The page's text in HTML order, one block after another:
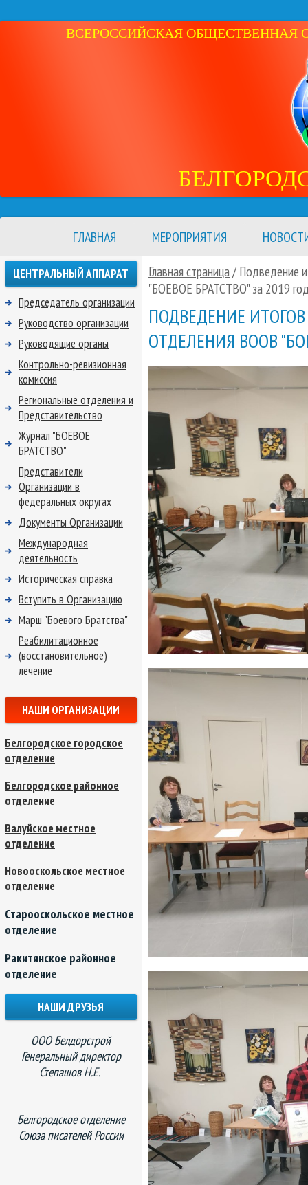
ВСЕРОССИЙСКАЯ ОБЩЕСТВЕННАЯ
ГЛАВНАЯ МЕРОПРИЯТИЯ
Главная страница/ Подведение
"БОЕВОЕ БРАТСТВО" за 2019
ПОДВЕДЕНИЕ
ОТДЕЛЕНИЯ ВООВ
ЦЕНТРАЛЬНЫЙ АППАРАТ
Председатель организации
Руководство организации
Руководящие органы
Контрольно-ревизионная
комиссия
Региональные отделения и
Представительство
Журнал "БОЕВОЕ
БРАТСТВО"
Представители
Организации в
федеральных округах
Документы Организации
Международная
деятельность
Историческая справка
Вступить в Организацию
Марш "Боевого Братства"
Реабилитационное
(восстановительное)
лечение
НАШИ ОРГАНИЗАЦИИ
Белгородское городское
отделение
Белгородское районное
отделение
Валуйское местное
отделение
Новооскольское местное
отделение
Старооскольское местное
отделение
Ракитянское районное
отделение
НАШИ ДРУЗЬЯ
ООО Белдорстрой
Генеральный директор
Степашов Н.Е.
Белгородское отделение
Союза писателей России